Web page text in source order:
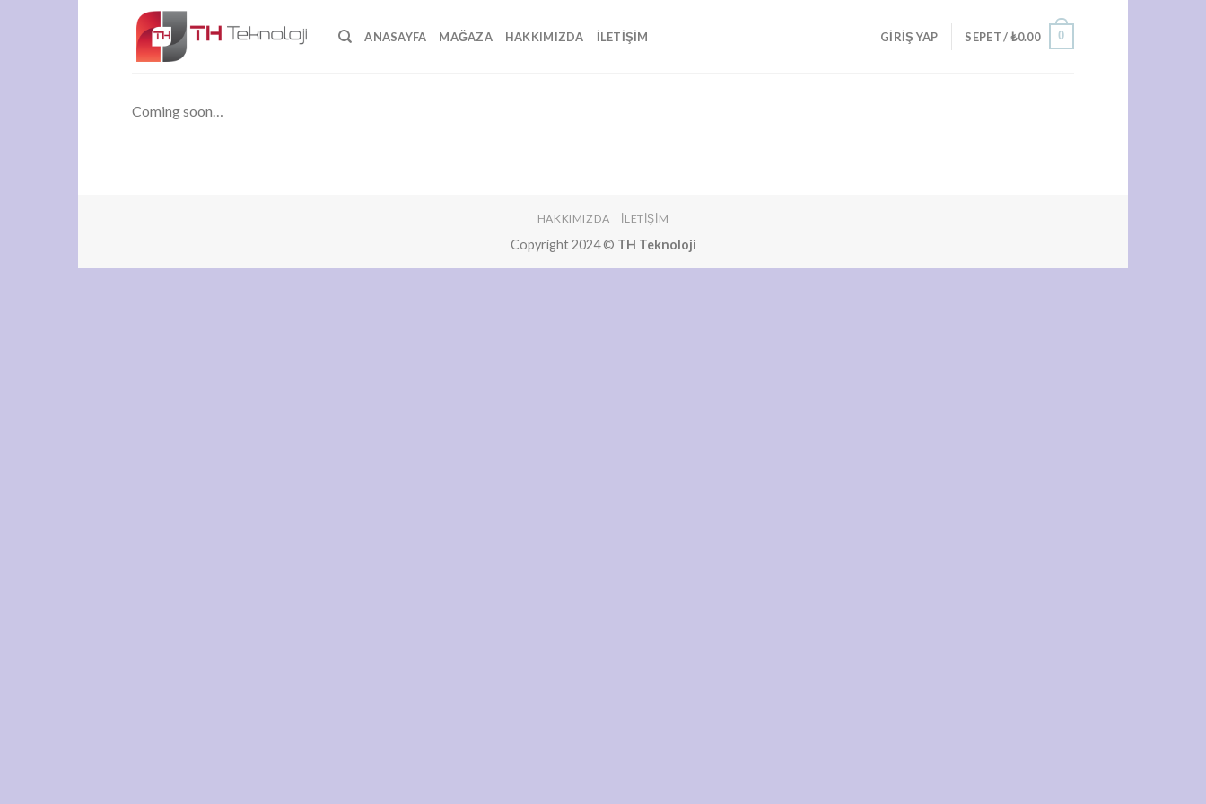
ANASAYFA MAĞAZA HAKKIMIZDA İLETIŞIM GIRIŞ YAP SEPET /₺0.00 0
Coming soon…
HAKKIMIZDA İLETIŞIM
Copyright 2024 © TH Teknoloji